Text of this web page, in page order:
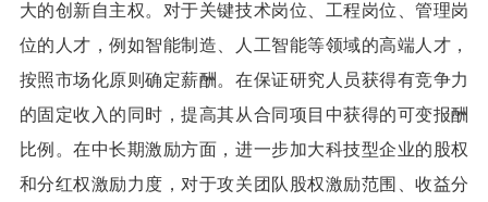
大的创新自主权。对于关键技术岗位、工程岗位、管理岗
位的人才，例如智能制造、人工智能等领域的高端人才，
按照市场化原则确定薪酬。在保证研究人员获得有竞争力
的固定收入的同时，提高其从合同项目中获得的可变报酬
比例。在中长期激励方面，进一步加大科技型企业的股权
和分红权激励力度，对于攻关团队股权激励范围、收益分